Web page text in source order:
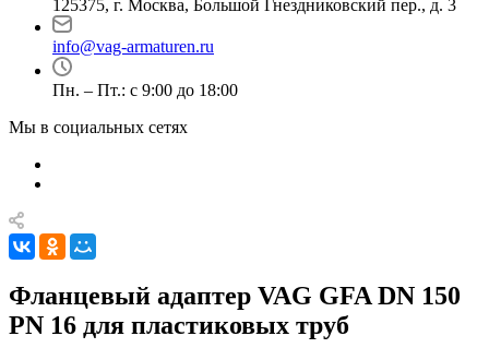
125375, г. Москва, Большой Гнездниковский пер., д. 3
info@vag-armaturen.ru
Пн. – Пт.: с 9:00 до 18:00
Мы в социальных сетях
Фланцевый адаптер VAG GFA DN 150
PN 16 для пластиковых труб